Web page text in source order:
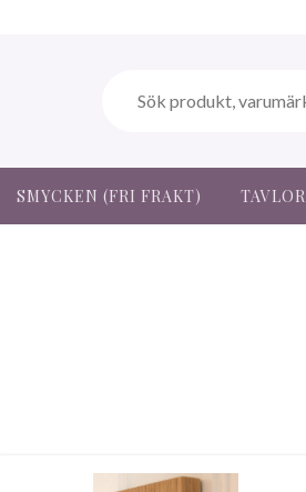
SMYCKEN (FRI FRAKT) TAVLOR